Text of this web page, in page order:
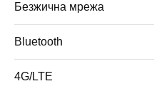
Безжична мрежа
Bluetooth
4G/LTE